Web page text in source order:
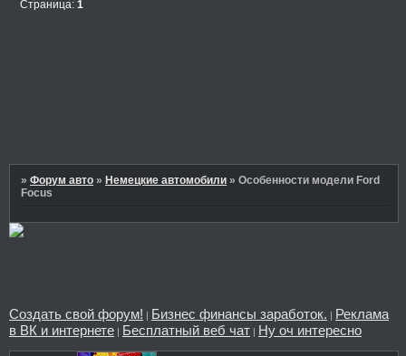
Страница:1
»Форум авто »Немецкие автомобили »Особенности модели Ford
Focus
Создать свой форум! | Бизнес финансы заработок. | Реклама
в ВК и интернете | Бесплатный веб чат | Ну оч интересно